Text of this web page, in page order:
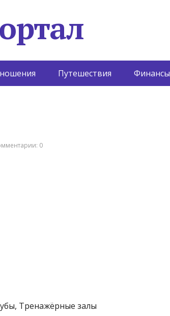
Путешествия Финансы
0
Тренажёрные залы